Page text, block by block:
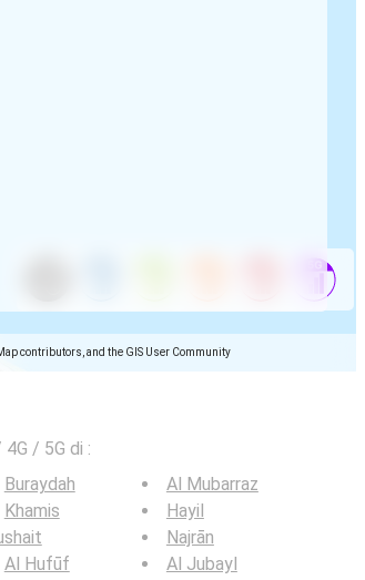
contributors, and the GIS User Community
4G / 5G di :
Buraydah
Khamis
Al Hufūf
Al Mubarraz
Hayil
Najrān
Al Jubayl